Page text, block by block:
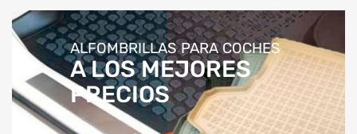
ALFOMBRILLAS PARA COCHES
A LOS MEJORES
PRECIOS